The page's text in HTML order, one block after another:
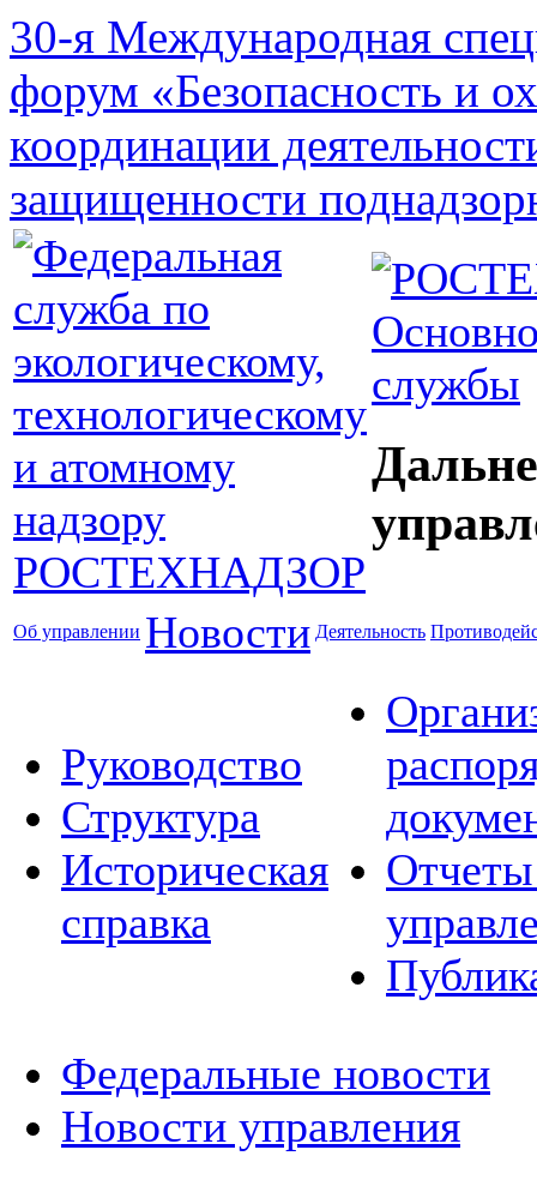
30-я Международная
форум «Безопасность и
координации
защищенности
службы
Об управлении Новости Деятельность
Руководство
Структура
Историческая
справка
Отчеты
Федеральные новости
Новости управления